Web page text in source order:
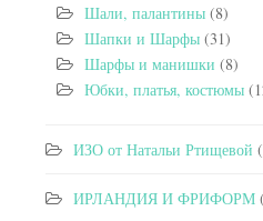
Шали, палантины (8)
Шапки и Шарфы (31)
Шарфы и манишки (8)
Юбки, платья, костюмы
ИЗО от Натальи Ртищевой
ИРЛАНДИЯ И ФРИФОРМ